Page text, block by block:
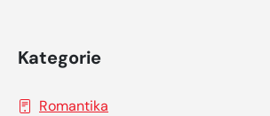
Kategorie
Romantika